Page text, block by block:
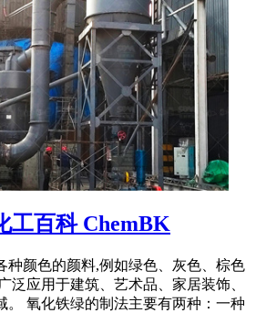
工百科 ChemBK
种颜色的颜料,例如绿色、灰色、棕色
泛应用于建筑、艺术品、家居装饰、
。 氧化铁绿的制法主要有两种：一种